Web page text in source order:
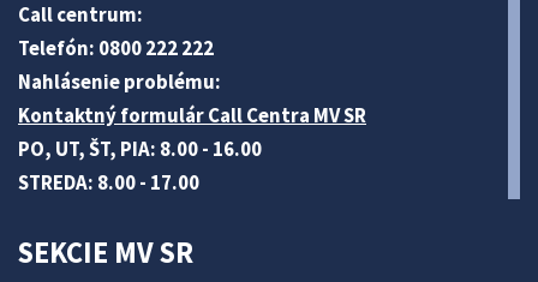
Call centrum:
Telefón: 0800 222 222
Nahlásenie problému:
Kontaktný formulár Call Centra MV SR
PO, UT, ŠT, PIA: 8.00 - 16.00
STREDA: 8.00 - 17.00
SEKCIE MV SR